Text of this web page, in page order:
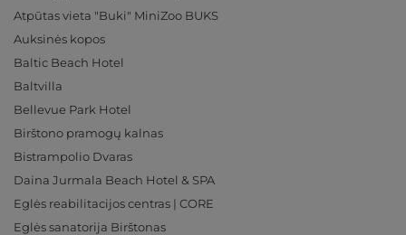
Atpūtas vieta "Buki" MiniZoo BUKS
Auksinės kopos
Baltic Beach Hotel
Baltvilla
Bellevue Park Hotel
Birštono pramogų kalnas
Bistrampolio Dvaras
Daina Jurmala Beach Hotel & SPA
Eglės reabilitacijos centras | CORE
Eglės sanatorija Birštonas